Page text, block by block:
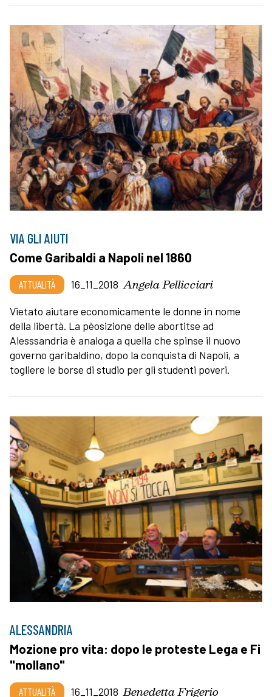
VIA GLI AIUTI
Come Garibaldi a Napoli nel 1860
ATTUALITÀ 16_11_2018 Angela Pellicciari
Vietato aiutare economicamente le donne in nome
della libertà. La pèosizione delle abortitse ad
Alesssandria è analoga a quella che spinse il nuovo
governo garibaldino, dopo la conquista di Napoli, a
togliere le borse di studio per gli studenti poveri.
ALESSANDRIA
Mozione pro vita: dopo le proteste Lega e Fi
"mollano"
ATTUALITÀ 16_11_2018 Benedetta Frigerio